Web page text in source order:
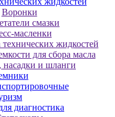
Воронки
смазки
масленки
технических жидкостей
для сбора масла
и шланги
диагностика